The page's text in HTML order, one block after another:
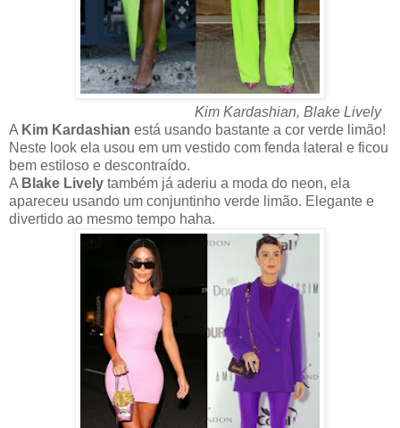
Kim Kardashian, Blake Lively
A Kim Kardashian está usando bastante a cor verde limão!
Neste look ela usou em um vestido com fenda lateral e ficou
bem estiloso e descontraído.
A Blake Lively também já aderiu a moda do neon, ela
apareceu usando um conjuntinho verde limão. Elegante e
divertido ao mesmo tempo haha.